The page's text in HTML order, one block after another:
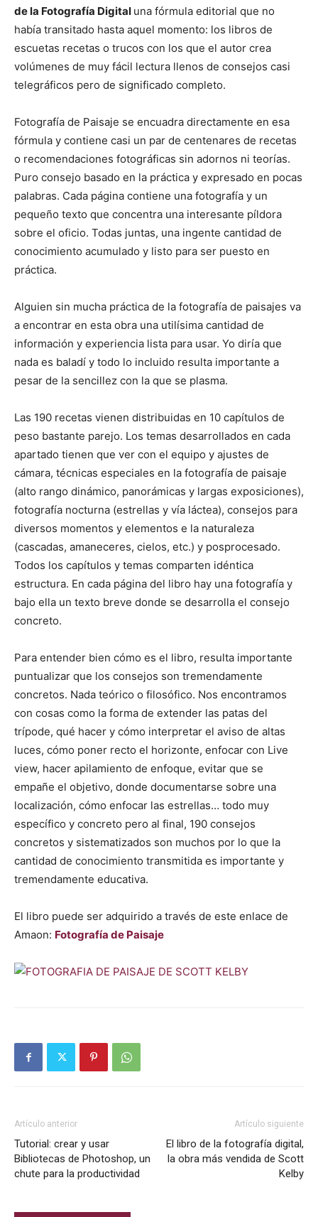
de la Fotografía Digital una fórmula editorial que no
había transitado hasta aquel momento: los libros de
escuetas recetas o trucos con los que el autor crea
volúmenes de muy fácil lectura llenos de consejos casi
telegráficos pero de significado completo.
Fotografía de Paisaje se encuadra directamente en esa
fórmula y contiene casi un par de centenares de recetas
o recomendaciones fotográficas sin adornos ni teorías.
Puro consejo basado en la práctica y expresado en pocas
palabras. Cada página contiene una fotografía y un
pequeño texto que concentra una interesante píldora
sobre el oficio. Todas juntas, una ingente cantidad de
conocimiento acumulado y listo para ser puesto en
práctica.
Alguien sin mucha práctica de la fotografía de paisajes va
a encontrar en esta obra una utilísima cantidad de
información y experiencia lista para usar. Yo diría que
nada es baladí y todo lo incluido resulta importante a
pesar de la sencillez con la que se plasma.
Las 190 recetas vienen distribuidas en 10 capítulos de
peso bastante parejo. Los temas desarrollados en cada
apartado tienen que ver con el equipo y ajustes de
cámara, técnicas especiales en la fotografía de paisaje
(alto rango dinámico, panorámicas y largas exposiciones),
fotografía nocturna (estrellas y vía láctea), consejos para
diversos momentos y elementos e la naturaleza
(cascadas, amaneceres, cielos, etc.) y posprocesado.
Todos los capítulos y temas comparten idéntica
estructura. En cada página del libro hay una fotografía y
bajo ella un texto breve donde se desarrolla el consejo
concreto.
Para entender bien cómo es el libro, resulta importante
puntualizar que los consejos son tremendamente
concretos. Nada teórico o filosófico. Nos encontramos
con cosas como la forma de extender las patas del
trípode, qué hacer y cómo interpretar el aviso de altas
luces, cómo poner recto el horizonte, enfocar con Live
view, hacer apilamiento de enfoque, evitar que se
empañe el objetivo, donde documentarse sobre una
localización, cómo enfocar las estrellas… todo muy
específico y concreto pero al final, 190 consejos
concretos y sistematizados son muchos por lo que la
cantidad de conocimiento transmitida es importante y
tremendamente educativa.
El libro puede ser adquirido a través de este enlace de
Amaon: Fotografía de Paisaje
Artículo anterior
Tutorial: crear y usar
Bibliotecas de Photoshop, un
chute para la productividad
Artículo siguiente
El libro de la fotografía digital,
la obra más vendida de Scott
Kelby